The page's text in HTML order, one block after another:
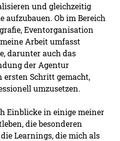
und gleichzeitig
aufzubauen. Ob im Bereich
Eventorganisation
Arbeit umfasst
darunter auch das
der Agentur
ersten Schritt gemacht,
umzusetzen.
Einblicke in einige meiner
die besonderen
Learnings, die mich als